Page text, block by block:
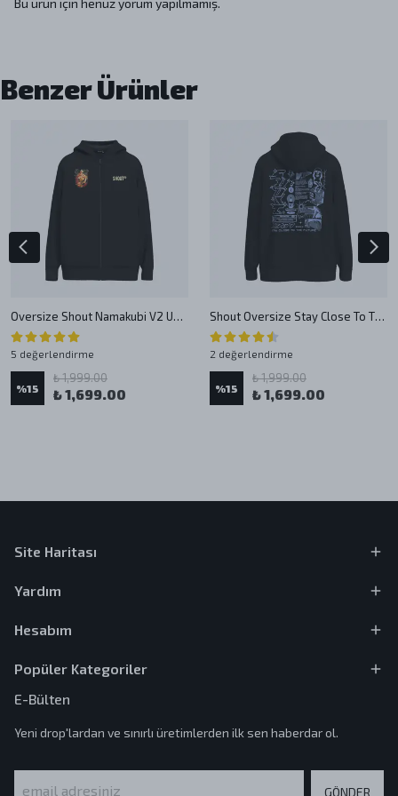
Bu ürün için henüz yorum yapılmamış.
Benzer Ürünler
Oversize Shout Namakubi V2 Unisex Zip Up Hoodie
5 değerlendirme
%15
₺ 1,999.00
₺ 1,699.00
Shout Oversize Stay Close To The Future Zip Up Hoodie
2 değerlendirme
%15
₺ 1,999.00
₺ 1,699.00
Site Haritası
Yardım
Hesabım
Popüler Kategoriler
E-Bülten
Yeni drop'lardan ve sınırlı üretimlerden ilk sen haberdar ol.
GÖNDER